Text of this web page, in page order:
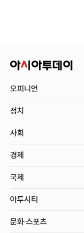
오피니언
정치
사회
경제
국제
아투시티
문화·스포츠